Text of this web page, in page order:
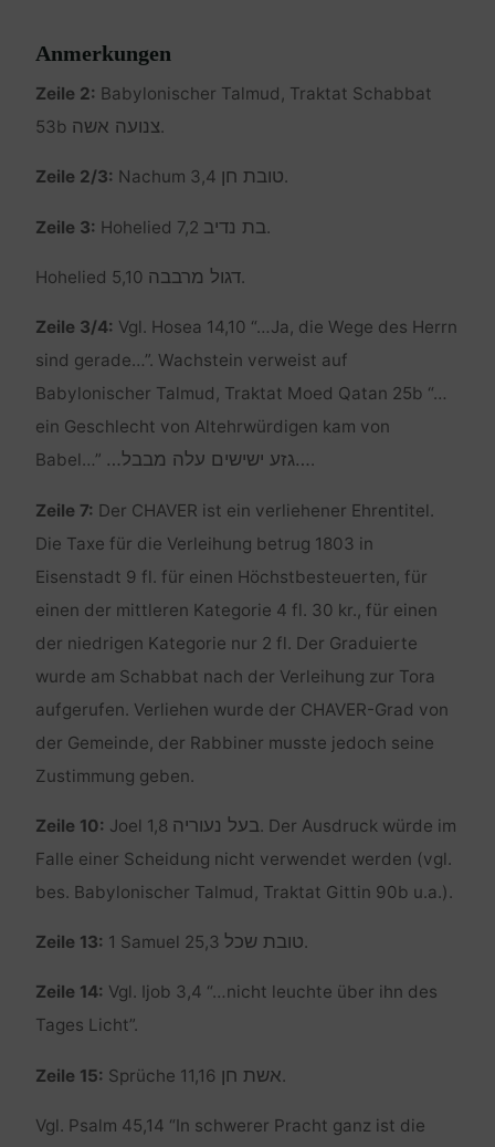
Anmerkungen
Zeile 2: Babylonischer Talmud, Traktat Schabbat
53b צנועה אשה.
Zeile 2/3: Nachum 3,4 טובת חן.
Zeile 3: Hohelied 7,2 בת נדיב.
Hohelied 5,10 דגול מרבבה.
Zeile 3/4: Vgl. Hosea 14,10 “…Ja, die Wege des Herrn
sind gerade…”. Wachstein verweist auf
Babylonischer Talmud, Traktat Moed Qatan 25b “…
ein Geschlecht von Altehrwürdigen kam von
Babel…” …גזע ישישים עלה מבבל….
Zeile 7: Der CHAVER ist ein verliehener Ehrentitel.
Die Taxe für die Verleihung betrug 1803 in
Eisenstadt 9 fl. für einen Höchstbesteuerten, für
einen der mittleren Kategorie 4 fl. 30 kr., für einen
der niedrigen Kategorie nur 2 fl. Der Graduierte
wurde am Schabbat nach der Verleihung zur Tora
aufgerufen. Verliehen wurde der CHAVER-Grad von
der Gemeinde, der Rabbiner musste jedoch seine
Zustimmung geben.
Zeile 10: Joel 1,8 בעל נעוריה. Der Ausdruck würde im
Falle einer Scheidung nicht verwendet werden (vgl.
bes. Babylonischer Talmud, Traktat Gittin 90b u.a.).
Zeile 13: 1 Samuel 25,3 טובת שכל.
Zeile 14: Vgl. Ijob 3,4 “…nicht leuchte über ihn des
Tages Licht”.
Zeile 15: Sprüche 11,16 אשת חן.
Vgl. Psalm 45,14 “In schwerer Pracht ganz ist die